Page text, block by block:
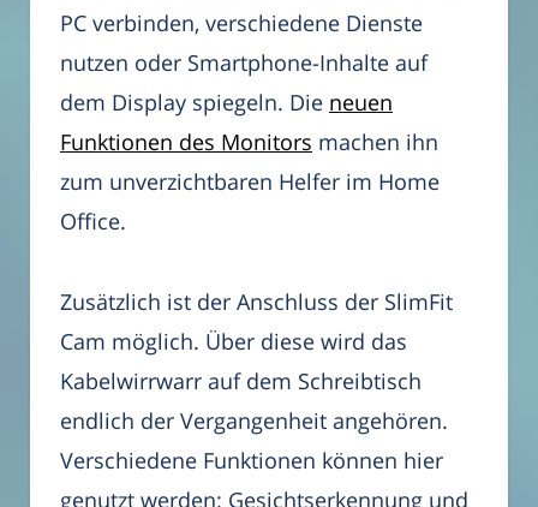
PC verbinden, verschiedene Dienste
nutzen oder Smartphone-Inhalte auf
dem Display spiegeln. Die neuen
Funktionen des Monitors machen ihn
zum unverzichtbaren Helfer im Home
Office.
Zusätzlich ist der Anschluss der SlimFit
Cam möglich. Über diese wird das
Kabelwirrwarr auf dem Schreibtisch
endlich der Vergangenheit angehören.
Verschiedene Funktionen können hier
genutzt werden: Gesichtserkennung und